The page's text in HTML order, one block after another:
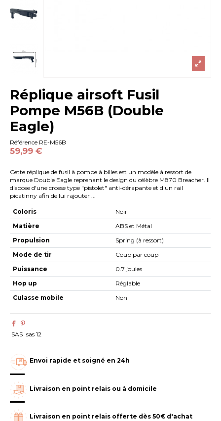
Réplique airsoft Fusil
Pompe M56B (Double
Eagle)
Référence RE-M56B
59,99 €
Cette réplique de fusil à pompe à billes est un modèle à ressort de
marque Double Eagle reprenant le design du célèbre M870 Breacher. Il
dispose d'une crosse type "pistolet" anti-dérapante et d'un rail
picatinny afin de lui rajouter ...
Coloris
Noir
Matière
ABS et Métal
Propulsion
Spring (à ressort)
Mode de tir
Coup par coup
Puissance
0.7 joules
Hop up
Réglable
Culasse mobile
Non
SAS sas 12
Envoi rapide et soigné en 24h
Livraison en point relais ou à domicile
Livraison en point relais offerte dès 50€ d'achat